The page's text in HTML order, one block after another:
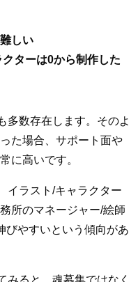
しい
ターは0から制作した
多数存在します。そのよ
た場合、サポート面や
に高いです。
イラスト/キャラクター
所のマネージャー/絵師
びやすいという傾向があ
みると、魂募集ではなく